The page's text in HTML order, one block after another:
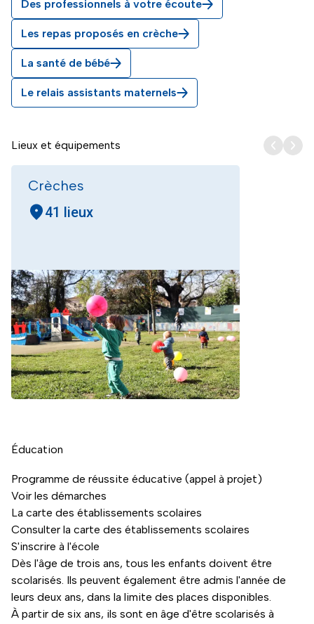
Des professionnels à votre écoute
Les repas proposés en crèche
La santé de bébé
Le relais assistants maternels
Lieux et équipements
Crèches
41 lieux
Éducation
Programme de réussite éducative (appel à projet)
Voir les démarches
La carte des établissements scolaires
Consulter la carte des établissements scolaires
S'inscrire à l'école
Dès l'âge de trois ans, tous les enfants doivent être
scolarisés. Ils peuvent également être admis l'année de
leurs deux ans, dans la limite des places disponibles.
À partir de six ans, ils sont en âge d'être scolarisés à